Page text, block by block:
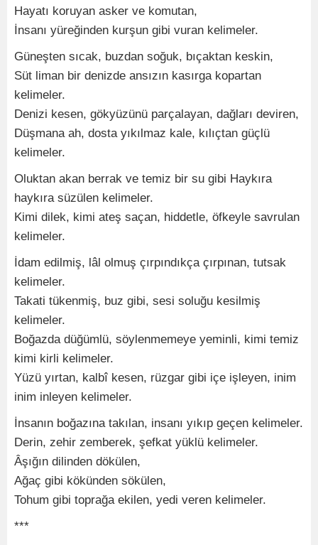
Hayatı koruyan asker ve komutan,
İnsanı yüreğinden kurşun gibi vuran kelimeler.
Güneşten sıcak, buzdan soğuk, bıçaktan keskin,
Süt liman bir denizde ansızın kasırga kopartan
kelimeler.
Denizi kesen, gökyüzünü parçalayan, dağları deviren,
Düşmana ah, dosta yıkılmaz kale, kılıçtan güçlü
kelimeler.
Oluktan akan berrak ve temiz bir su gibi Haykıra
haykıra süzülen kelimeler.
Kimi dilek, kimi ateş saçan, hiddetle, öfkeyle savrulan
kelimeler.
İdam edilmiş, lâl olmuş çırpındıkça çırpınan, tutsak
kelimeler.
Takati tükenmiş, buz gibi, sesi soluğu kesilmiş
kelimeler.
Boğazda düğümlü, söylenmemeye yeminli, kimi temiz
kimi kirli kelimeler.
Yüzü yırtan, kalbî kesen, rüzgar gibi içe işleyen, inim
inim inleyen kelimeler.
İnsanın boğazına takılan, insanı yıkıp geçen kelimeler.
Derin, zehir zemberek, şefkat yüklü kelimeler.
Âşığın dilinden dökülen,
Ağaç gibi kökünden sökülen,
Tohum gibi toprağa ekilen, yedi veren kelimeler.
***